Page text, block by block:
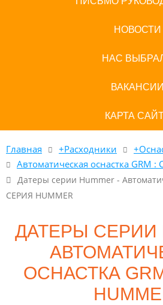
НОВОСТИ
НАС
ВАКАНСИИ
КАРТА
Главная +Расходники
Автоматическая оснастка GRM :
Датеры серии Hummer -
СЕРИЯ HUMMER
ДАТЕРЫ СЕРИИ
ОСНАСТКА